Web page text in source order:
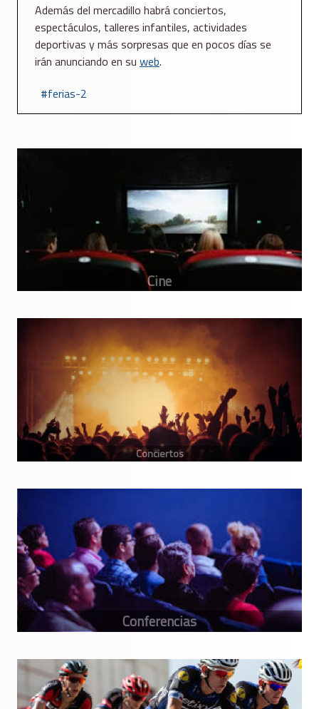
Además del mercadillo habrá conciertos,
espectáculos, talleres infantiles, actividades
deportivas y más sorpresas que en pocos días se
irán anunciando en su web.
ferias-2